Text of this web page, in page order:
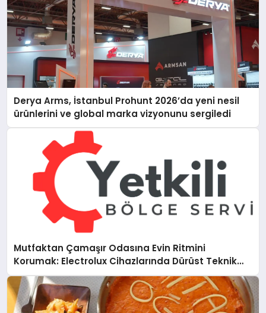
Derya Arms, İstanbul Prohunt 2026’da yeni nesil
ürünlerini ve global marka vizyonunu sergiledi
Mutfaktan Çamaşır Odasına Evin Ritmini
Korumak: Electrolux Cihazlarında Dürüst Teknik
Destek Deneyimi